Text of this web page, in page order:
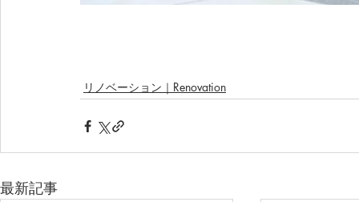
リノベーション｜Renovation
最新記事